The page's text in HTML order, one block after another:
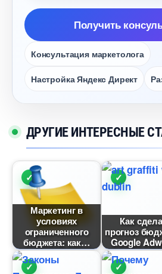
Получить
Консультация маркетолога
Настройка Яндекс Директ
ДРУГИЕ ИНТЕРЕСНЫЕ
Маркетин
условиях
ограниченного
юджета: как
Как
прогноз
Google